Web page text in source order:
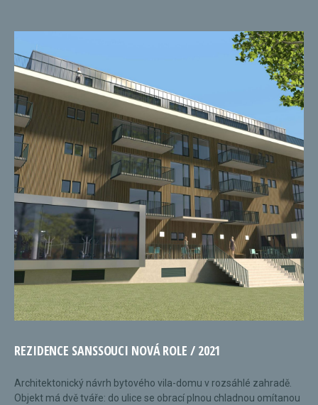
REZIDENCE SANSSOUCI NOVÁ ROLE / 2021
Architektonický návrh bytového vila-domu v rozsáhlé zahradě.
Objekt má dvě tváře: do ulice se obrací plnou chladnou omítanou